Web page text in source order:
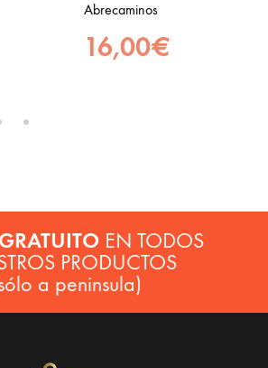
Abrecaminos
16,00€
EN TODOS
PRODUCTOS
a peninsula)